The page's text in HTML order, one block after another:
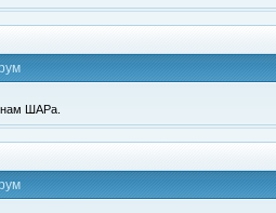
ШАРа.